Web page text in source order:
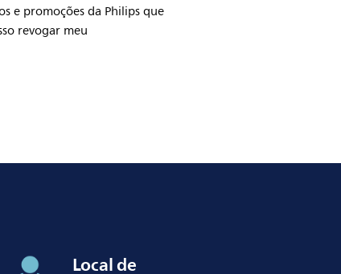
e promoções da Philips que
revogar meu
Local de